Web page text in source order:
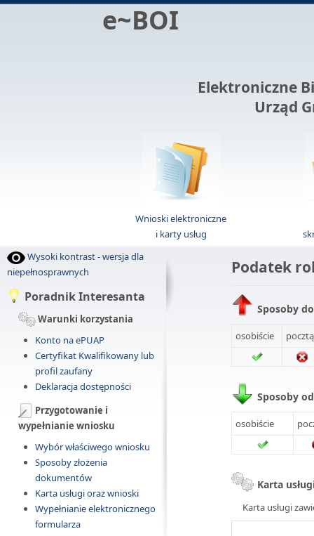
e~BOI
Elektroniczne
Urząd
Wnioski elektroniczne
i karty usług
Wysoki kontrast - wersja dla
niepełnosprawnych
Poradnik Interesanta
Warunki korzystania
Konto na ePUAP
Certyfikat Kwalifikowany lub
profil zaufany
Deklaracja dostępności
Przygotowanie i
wypełnianie wniosku
Wybór właściwego wniosku
Sposoby złożenia
dokumentów
Karta usługi oraz wnioski
Wypełnianie elektronicznego
formularza
Podatek
Sposoby
osobiście pocztą
Sposoby
osobiście
Karta
Karta usługi